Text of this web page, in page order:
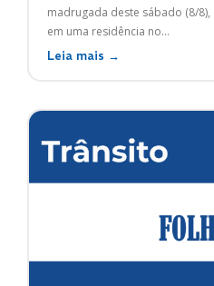
madrugada deste sábado (8/
em uma residência no...
Leia mais →